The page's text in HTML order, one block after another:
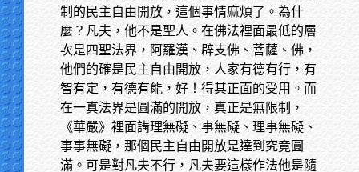
制的民主自由開放，這個事情麻煩了。為什
麼？凡夫，他不是聖人。在佛法裡面最低的層
次是四聖法界，阿羅漢、辟支佛、菩薩、佛，
他們的確是民主自由開放，人家有德有行，有
智有定，有德有能，好！得其正面的受用。而
在一真法界是圓滿的開放，真正是無限制，
《華嚴》裡面講理無礙、事無礙、理事無礙、
事事無礙，那個民主自由開放是達到究竟圓
滿。可是對凡夫不行，凡夫要這樣作法他是隨